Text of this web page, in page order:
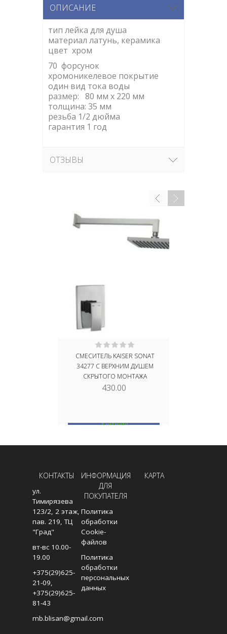
ОПИСАНИЕ
тип лейка для душа
материал латунь, керамика
цвет хром
70 форсунок
хромоникелевое покрытие
один вид тока воды
размер: 80 мм x 220 мм
толщина: 35 мм
резьба 1/2 дюйма
гарантия 1 год
ОТЗЫВЫ
СМЕСИТЕЛЬ KAISER SONAT
34277 С ВЕРХНИМ ДУШЕМ
СКРЫТОГО МОНТАЖА
430.00
В НАЛИЧИИ
КОНТАКТЫ
ул.
Тимирязева
123/2, 2 этаж,
пав. 219, ТЦ
"Град"
вт-вс 10.00-
19.00
+375(29)625-
21-09,
+375(29)625-
81-43
mb.blisan@gmail.com
ИНФОРМАЦИЯ
ДЛЯ
ПОКУПАТЕЛЯ
Политика
обработки
Cookie-
файлов
Политика
обработки
персональных
данных
КАРТА